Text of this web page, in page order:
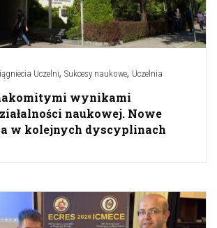
Uczelni, Sukcesy naukowe, Uczelnia
wynikami
naukowej. Nowe
w kolejnych dyscyplinach